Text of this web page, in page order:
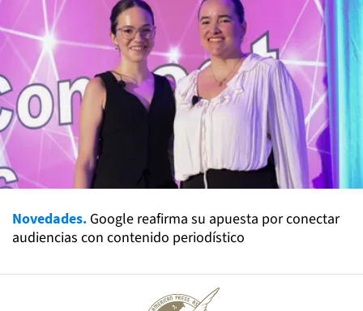
Novedades. Google reafirma su apuesta por conectar
audiencias con contenido periodístico